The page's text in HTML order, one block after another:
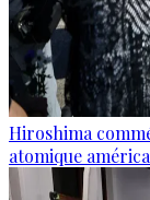
Hiroshima
atomique